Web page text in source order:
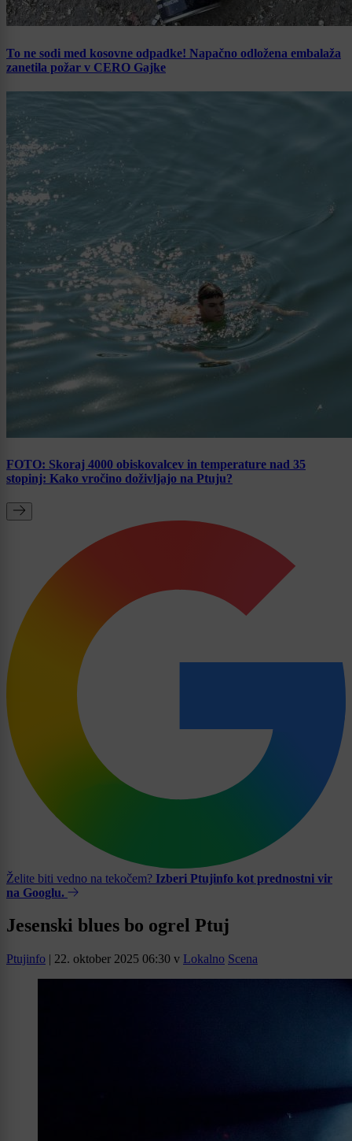
To ne sodi med kosovne odpadke! Napačno odložena embalaža
zanetila požar v CERO Gajke
FOTO: Skoraj 4000 obiskovalcev in temperature nad 35
stopinj: Kako vročino doživljajo na Ptuju?
Želite biti vedno na tekočem? Izberi Ptujinfo kot prednostni vir
na Googlu.
Jesenski blues bo ogrel Ptuj
Ptujinfo | 22. oktober 2025 06:30 v Lokalno Scena